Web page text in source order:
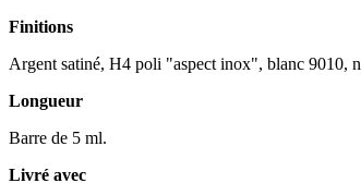
Finitions
Argent satiné, H4 poli "aspect inox", blanc 9010,
Longueur
Barre de 5 ml.
Livré avec